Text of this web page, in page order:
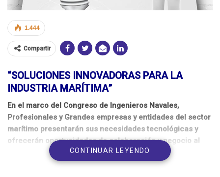
1.444
Compartir
“SOLUCIONES INNOVADORAS PARA LA
INDUSTRIA MARÍTIMA”
En el marco del Congreso de Ingenieros Navales,
Profesionales y Grandes empresas y entidades del sector
marítimo presentarán sus necesidades tecnológicas y
ofrecerán oportunidades de colaboración y negocio al
mundo emprendedor y las empresas tecnológicas.
CONTINUAR LEYENDO